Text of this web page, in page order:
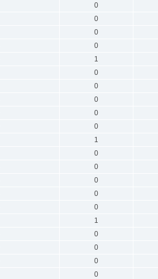
0
0
0
0
1
0
0
0
0
0
1
0
0
0
0
0
1
0
0
0
0